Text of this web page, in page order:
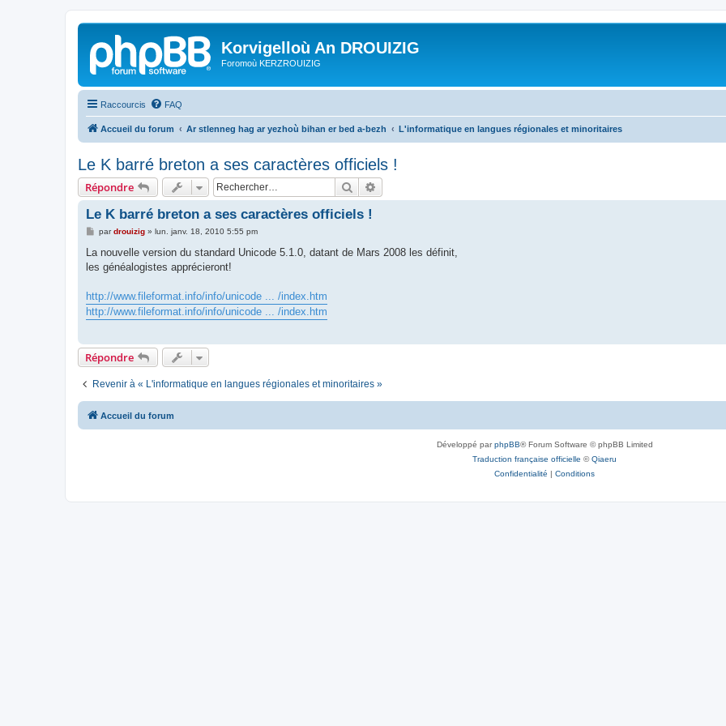
Korvigelloù An DROUIZIG
Foromoù KERZROUIZIG
Raccourcis FAQ
Accueil du forum Ar stlenneg hag ar yezhoù bihan er bed a-bezh L'informatique en langues régionales et minoritaires
Le K barré breton a ses caractères officiels !
Répondre Rechercher
Le K barré breton a ses caractères officiels !
M
s
a
pardrouizig» lun. janv. 18, 2010 5:55 pm
La nouvelle version du standard Unicode 5.1.0, datant de Mars 2008 les définit,
les généalogistes apprécieront!
http://www.fileformat.info/info/unicode ... /index.htm
http://www.fileformat.info/info/unicode ... /index.htm
Répondre
Revenir à « L'informatique en langues régionales et minoritaires »
Accueil du forum
Développé parphpBB® Forum Software © phpBB Limited
Traduction française officielle ©Qiaeru
Confidentialité | Conditions